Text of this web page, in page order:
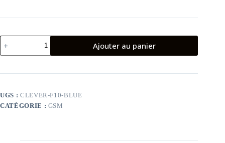
quantité
de
Téléphone
Clever
Ajouter au panier
UGS : CLEVER-F10-BLUE
CATÉGORIE : GSM